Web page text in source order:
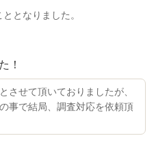
となりました。
！
させて頂いておりましたが、
事で結局、調査対応を依頼頂